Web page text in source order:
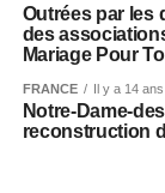
Outrées par les
des
Mariage Pour
FRANCE Il y a 14 ans
Notre-Dame-
reconstruction